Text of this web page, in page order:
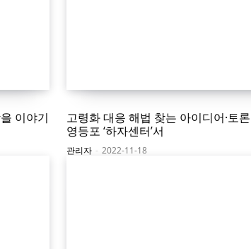
이야기
고령화 대응 해법 찾는 아이디어·토
영등포 ‘하자센터’서
관리자 - 2022-11-18